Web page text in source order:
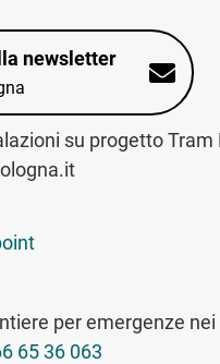
newsletter
su progetto Tram
per emergenze
65 36 063